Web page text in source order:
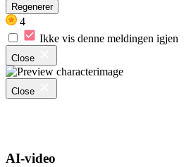
Regenerer
4
Ikke vis denne meldingen igjen
Close
Close
AI-video